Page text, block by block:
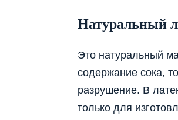
Натуральный
Это натуральный
содержание сока,
разрушение. В
только для